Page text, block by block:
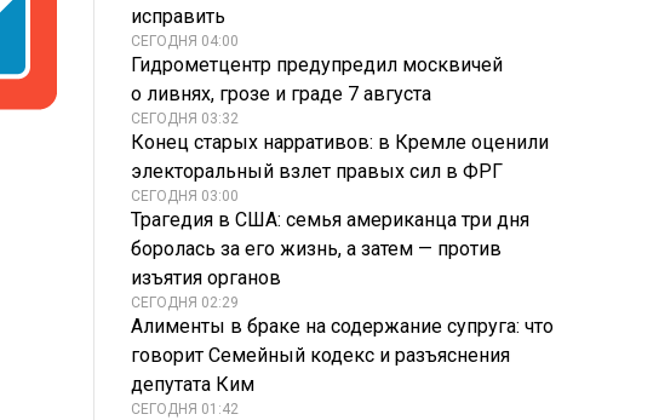
исправить
СЕГОДНЯ 04:00
Гидрометцентр предупредил москвичей
о ливнях, грозе и граде 7 августа
СЕГОДНЯ 03:32
Конец старых нарративов: в Кремле оценили
электоральный взлет правых сил в ФРГ
СЕГОДНЯ 03:00
Трагедия в США: семья американца три дня
боролась за его жизнь, а затем — против
изъятия органов
СЕГОДНЯ 02:29
Алименты в браке на содержание супруга: что
говорит Семейный кодекс и разъяснения
депутата Ким
СЕГОДНЯ 01:42